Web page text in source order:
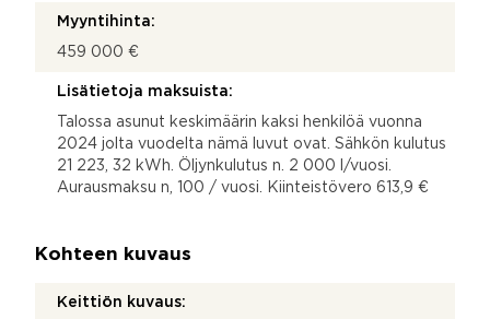
Myyntihinta:
459 000 €
Lisätietoja maksuista:
Talossa asunut keskimäärin kaksi henkilöä vuonna
2024 jolta vuodelta nämä luvut ovat. Sähkön kulutus
21 223, 32 kWh. Öljynkulutus n. 2 000 l/vuosi.
Aurausmaksu n, 100 / vuosi. Kiinteistövero 613,9 €
Kohteen kuvaus
Keittiön kuvaus: